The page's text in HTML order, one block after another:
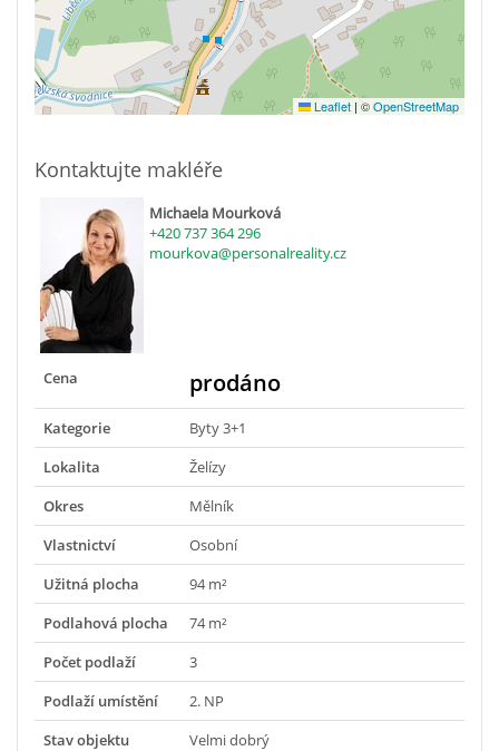
Leaflet |©OpenStreetMap
Kontaktujte makléře
Michaela Mourková
+420 737 364 296
mourkova@personalreality.cz
Cena prodáno
Kategorie
Byty 3+1
Lokalita
Želízy
Okres
Mělník
Vlastnictví
Osobní
Užitná plocha
94 m²
Podlahová plocha
74 m²
Počet podlaží
3
Podlaží umístění
2. NP
Stav objektu
Velmi dobrý